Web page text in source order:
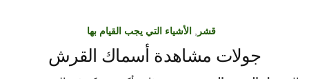
قشر , الأشياء التي يجب القيام بها
جولات مشاهدة أسماك القرش